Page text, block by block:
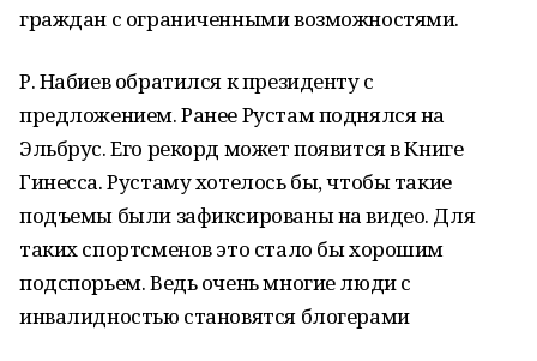
граждан с ограниченными возможностями.
Р. Набиев обратился к президенту с
предложением. Ранее Рустам поднялся на
Эльбрус. Его рекорд может появится в Книге
Гинесса. Рустаму хотелось бы, чтобы такие
подъемы были зафиксированы на видео. Для
таких спортсменов это стало бы хорошим
подспорьем. Ведь очень многие люди с
инвалидностью становятся блогерами